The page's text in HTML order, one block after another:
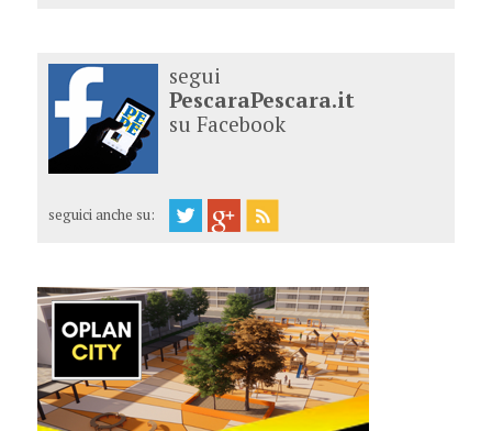
segui
PescaraPescara.it
su Facebook
seguici anche su: